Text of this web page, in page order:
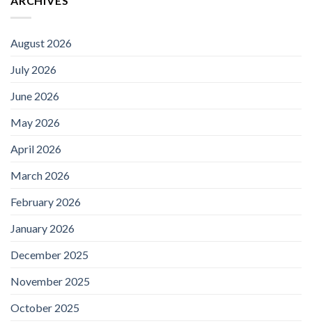
August 2026
July 2026
June 2026
May 2026
April 2026
March 2026
February 2026
January 2026
December 2025
November 2025
October 2025